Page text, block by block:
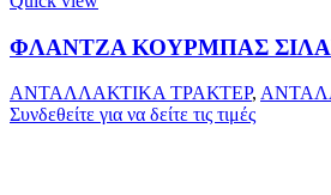
ΦΛΑΝΤΖΑ ΚΟΥΡΜΠΑΣ
ΑΝΤΑΛΛΑΚΤΙΚΑ ΤΡΑΚΤΕΡ,
Συνδεθείτε για να δείτε τις τιμές